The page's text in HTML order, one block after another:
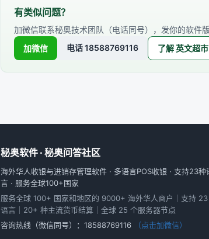
有类似问题？
加微信联系秘奥技术团队（电话同号），发你的软件
加微信
电话 18588769116 了解 英文超
秘奥软件 · 秘奥问答社区
海外华人收银与进销存管理软件 · 多语言POS收银 · 支持23种
言 · 服务全球100+国家
服务全球 100+ 国家和地区的 9000+ 海外华人商户｜支持
语言｜20+ 种主流货币结算｜全球 25 个服务器节点
咨询热线（微信同号）： 18588769116 （点击加微信）